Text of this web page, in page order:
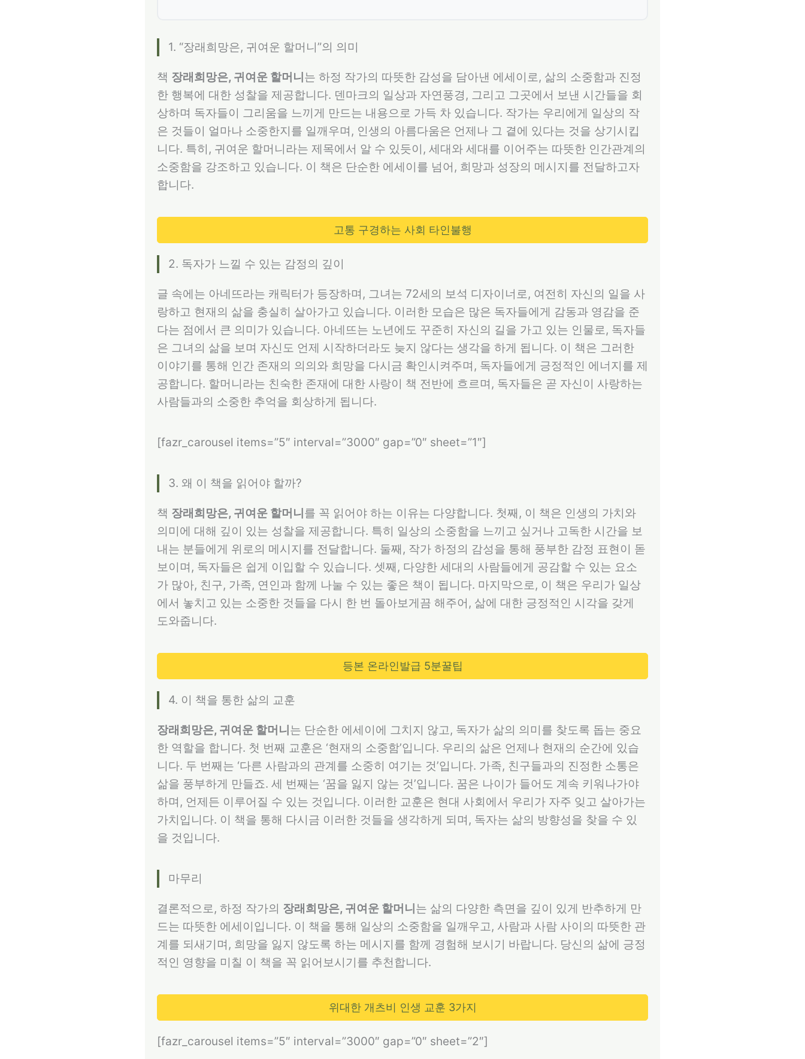
1. “장래희망은, 귀여운 할머니”의 의미
책 장래희망은, 귀여운 할머니는 하정 작가의 따뜻한 감성을 담아낸 에세이로, 삶의 소중함과 진정
한 행복에 대한 성찰을 제공합니다. 덴마크의 일상과 자연풍경, 그리고 그곳에서 보낸 시간들을 회
상하며 독자들이 그리움을 느끼게 만드는 내용으로 가득 차 있습니다. 작가는 우리에게 일상의 작
은 것들이 얼마나 소중한지를 일깨우며, 인생의 아름다움은 언제나 그 곁에 있다는 것을 상기시킵
니다. 특히, 귀여운 할머니라는 제목에서 알 수 있듯이, 세대와 세대를 이어주는 따뜻한 인간관계의
소중함을 강조하고 있습니다. 이 책은 단순한 에세이를 넘어, 희망과 성장의 메시지를 전달하고자
합니다.
고통 구경하는 사회 타인불행
2. 독자가 느낄 수 있는 감정의 깊이
글 속에는 아네뜨라는 캐릭터가 등장하며, 그녀는 72세의 보석 디자이너로, 여전히 자신의 일을 사
랑하고 현재의 삶을 충실히 살아가고 있습니다. 이러한 모습은 많은 독자들에게 감동과 영감을 준
다는 점에서 큰 의미가 있습니다. 아네뜨는 노년에도 꾸준히 자신의 길을 가고 있는 인물로, 독자들
은 그녀의 삶을 보며 자신도 언제 시작하더라도 늦지 않다는 생각을 하게 됩니다. 이 책은 그러한
이야기를 통해 인간 존재의 의의와 희망을 다시금 확인시켜주며, 독자들에게 긍정적인 에너지를 제
공합니다. 할머니라는 친숙한 존재에 대한 사랑이 책 전반에 흐르며, 독자들은 곧 자신이 사랑하는
사람들과의 소중한 추억을 회상하게 됩니다.
[fazr_carousel items=”5″ interval=”3000″ gap=”0″ sheet=”1″]
3. 왜 이 책을 읽어야 할까?
책 장래희망은, 귀여운 할머니를 꼭 읽어야 하는 이유는 다양합니다. 첫째, 이 책은 인생의 가치와
의미에 대해 깊이 있는 성찰을 제공합니다. 특히 일상의 소중함을 느끼고 싶거나 고독한 시간을 보
내는 분들에게 위로의 메시지를 전달합니다. 둘째, 작가 하정의 감성을 통해 풍부한 감정 표현이 돋
보이며, 독자들은 쉽게 이입할 수 있습니다. 셋째, 다양한 세대의 사람들에게 공감할 수 있는 요소
가 많아, 친구, 가족, 연인과 함께 나눌 수 있는 좋은 책이 됩니다. 마지막으로, 이 책은 우리가 일상
에서 놓치고 있는 소중한 것들을 다시 한 번 돌아보게끔 해주어, 삶에 대한 긍정적인 시각을 갖게
도와줍니다.
등본 온라인발급 5분꿀팁
4. 이 책을 통한 삶의 교훈
장래희망은, 귀여운 할머니는 단순한 에세이에 그치지 않고, 독자가 삶의 의미를 찾도록 돕는 중요
한 역할을 합니다. 첫 번째 교훈은 ‘현재의 소중함’입니다. 우리의 삶은 언제나 현재의 순간에 있습
니다. 두 번째는 ‘다른 사람과의 관계를 소중히 여기는 것’입니다. 가족, 친구들과의 진정한 소통은
삶을 풍부하게 만들죠. 세 번째는 ‘꿈을 잃지 않는 것’입니다. 꿈은 나이가 들어도 계속 키워나가야
하며, 언제든 이루어질 수 있는 것입니다. 이러한 교훈은 현대 사회에서 우리가 자주 잊고 살아가는
가치입니다. 이 책을 통해 다시금 이러한 것들을 생각하게 되며, 독자는 삶의 방향성을 찾을 수 있
을 것입니다.
마무리
결론적으로, 하정 작가의 장래희망은, 귀여운 할머니는 삶의 다양한 측면을 깊이 있게 반추하게 만
드는 따뜻한 에세이입니다. 이 책을 통해 일상의 소중함을 일깨우고, 사람과 사람 사이의 따뜻한 관
계를 되새기며, 희망을 잃지 않도록 하는 메시지를 함께 경험해 보시기 바랍니다. 당신의 삶에 긍정
적인 영향을 미칠 이 책을 꼭 읽어보시기를 추천합니다.
위대한 개츠비 인생 교훈 3가지
[fazr_carousel items=”5″ interval=”3000″ gap=”0″ sheet=”2″]